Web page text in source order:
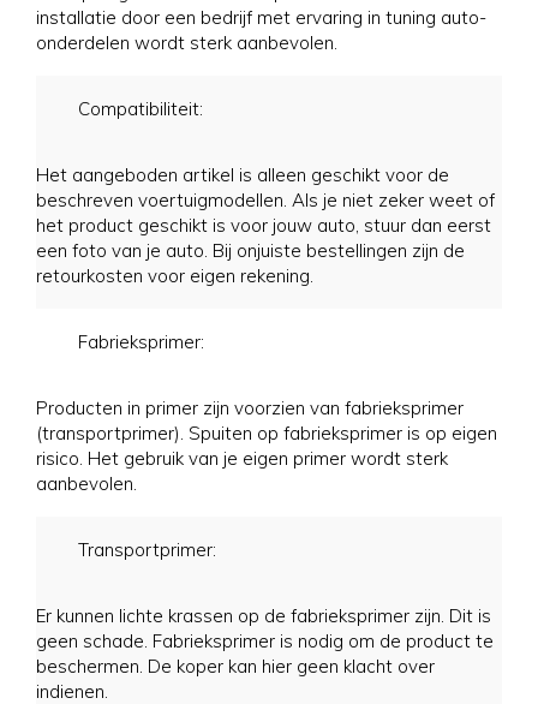
installatie door een bedrijf met ervaring in tuning auto-
onderdelen wordt sterk aanbevolen.
Compatibiliteit:
Het aangeboden artikel is alleen geschikt voor de
beschreven voertuigmodellen. Als je niet zeker weet of
het product geschikt is voor jouw auto, stuur dan eerst
een foto van je auto. Bij onjuiste bestellingen zijn de
retourkosten voor eigen rekening.
Fabrieksprimer:
Producten in primer zijn voorzien van fabrieksprimer
(transportprimer). Spuiten op fabrieksprimer is op eigen
risico. Het gebruik van je eigen primer wordt sterk
aanbevolen.
Transportprimer:
Er kunnen lichte krassen op de fabrieksprimer zijn. Dit is
geen schade. Fabrieksprimer is nodig om de product te
beschermen. De koper kan hier geen klacht over
indienen.